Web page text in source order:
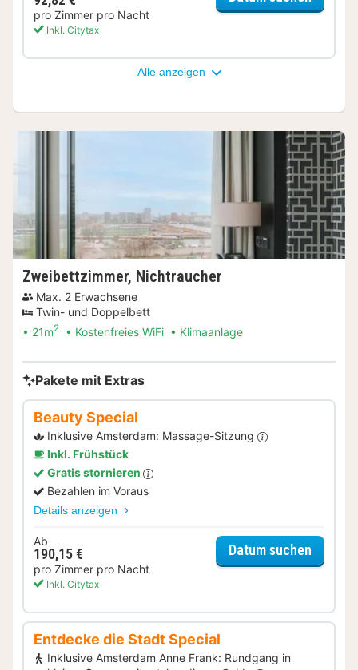
pro Zimmer pro Nacht
Inkl. Citytax
Alle anzeigen
Zweibettzimmer, Nichtraucher
Max. 2 Erwachsene
Twin- und Doppelbett
21m2 Kostenfreies WiFi Klimaanlage
Pakete mit Extras
Beauty Special
Inklusive Amsterdam: Massage-Sitzung
Inkl. Frühstück
Gratis stornieren
Bezahlen im Voraus
Details anzeigen
Ab
190,15 €
pro Zimmer pro Nacht
Inkl. Citytax
Datum suchen
Entdecke die Stadt Special
Inklusive Amsterdam Anne Frank: Rundgang in